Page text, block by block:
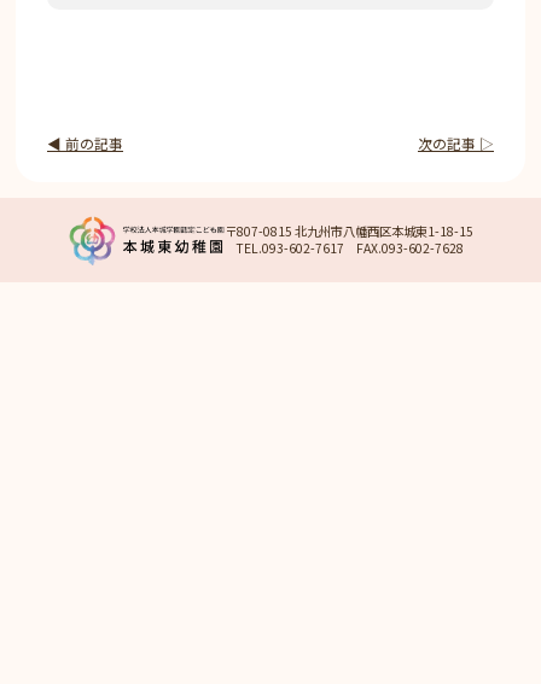
◀︎ 前の記事 次の記事 ▷
〒807-0815 北九州市八幡西区本城東1-18-15
TEL.093-602-7617 FAX.093-602-7628